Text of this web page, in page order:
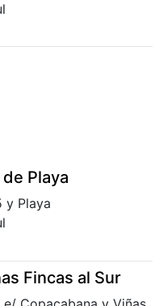
Playa
y Playa
Fincas al Sur